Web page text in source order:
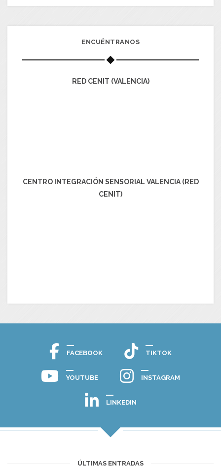
ENCUÉNTRANOS
RED CENIT (VALENCIA)
CENTRO INTEGRACIÓN SENSORIAL VALENCIA (RED
CENIT)
FACEBOOK TIKTOK
YOUTUBE INSTAGRAM
LINKEDIN
ÚLTIMAS ENTRADAS